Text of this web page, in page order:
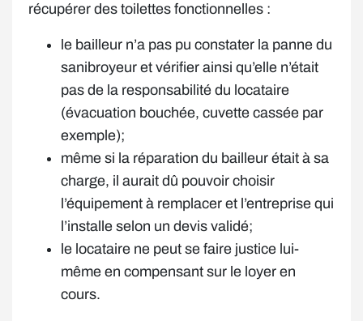
récupérer des toilettes fonctionnelles :
le bailleur n’a pas pu constater la panne du
sanibroyeur et vérifier ainsi qu’elle n’était
pas de la responsabilité du locataire
(évacuation bouchée, cuvette cassée par
exemple);
même si la réparation du bailleur était à sa
charge, il aurait dû pouvoir choisir
l’équipement à remplacer et l’entreprise qui
l’installe selon un devis validé;
le locataire ne peut se faire justice lui-
même en compensant sur le loyer en
cours.